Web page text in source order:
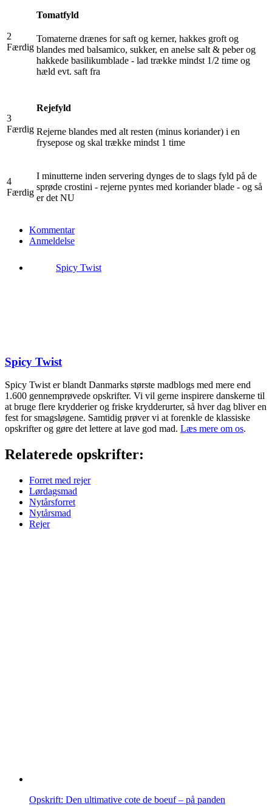
2
Færdig
Tomatfyld
Tomaterne drænes for saft og kerner, hakkes groft og
blandes med balsamico, sukker, en anelse salt & peber og
hakkede basilikumblade - lad trække mindst 1/2 time og
hæld evt. saft fra
3
Færdig
Rejefyld
Rejerne blandes med alt resten (minus koriander) i en
frysepose og skal trække mindst 1 time
4
Færdig
I minutterne inden servering dynges de to slags fyld på de
sprøde crostini - rejerne pyntes med koriander blade - og så
er det NU
Kommentar
Anmeldelse
Spicy Twist
Spicy Twist
Spicy Twist er blandt Danmarks største madblogs med mere end
1.600 gennemprøvede opskrifter. Vi vil gerne inspirere danskerne til
at bruge flere krydderier og friske krydderurter, så hver dag bliver en
fest for smagsløgene. Samtidig prøver vi at forenkle de klassiske
opskrifter og gøre det lettere at lave god mad. Læs mere om os.
Relaterede opskrifter:
Forret med rejer
Lørdagsmad
Nytårsforret
Nytårsmad
Rejer
Opskrift: Den ultimative cote de boeuf – på panden